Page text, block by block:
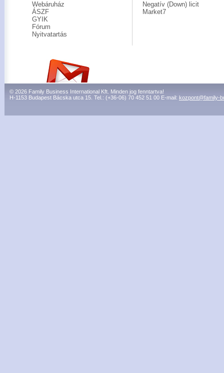
Webáruház
ÁSZF
GYIK
Fórum
Nyitvatartás
Negatív (Down) licit
Market7
© 2026 Family Business International Kft. Minden jog fenntartva!
H-1153 Budapest Bácska utca 15. Tel.: (+36-06) 70 452 51 00 E-mail: kozpont@family-